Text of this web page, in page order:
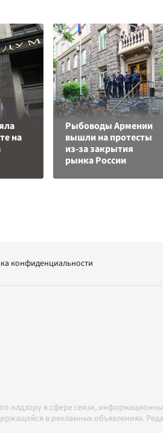
на
Рыбоводы Армении
вышли на протесты
из-за закрытия
рынка России
конфиденциальности
надзору в сфере связи,
в рекламных объявлениях.